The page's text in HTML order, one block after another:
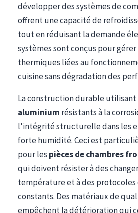
développer des systèmes de
offrent une capacité de
tout en réduisant la demande
systèmes sont conçus pour gérer
thermiques liées au
cuisine sans dégradation des
La construction durable utilisant
aluminium résistants à la
l'intégrité structurelle dans les
forte humidité. Ceci est
pour les pièces de chambres
qui doivent résister à des
température et à des
constants. Des matériaux de
empêchent la détérioration qui